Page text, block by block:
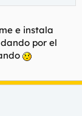
e instala
por el